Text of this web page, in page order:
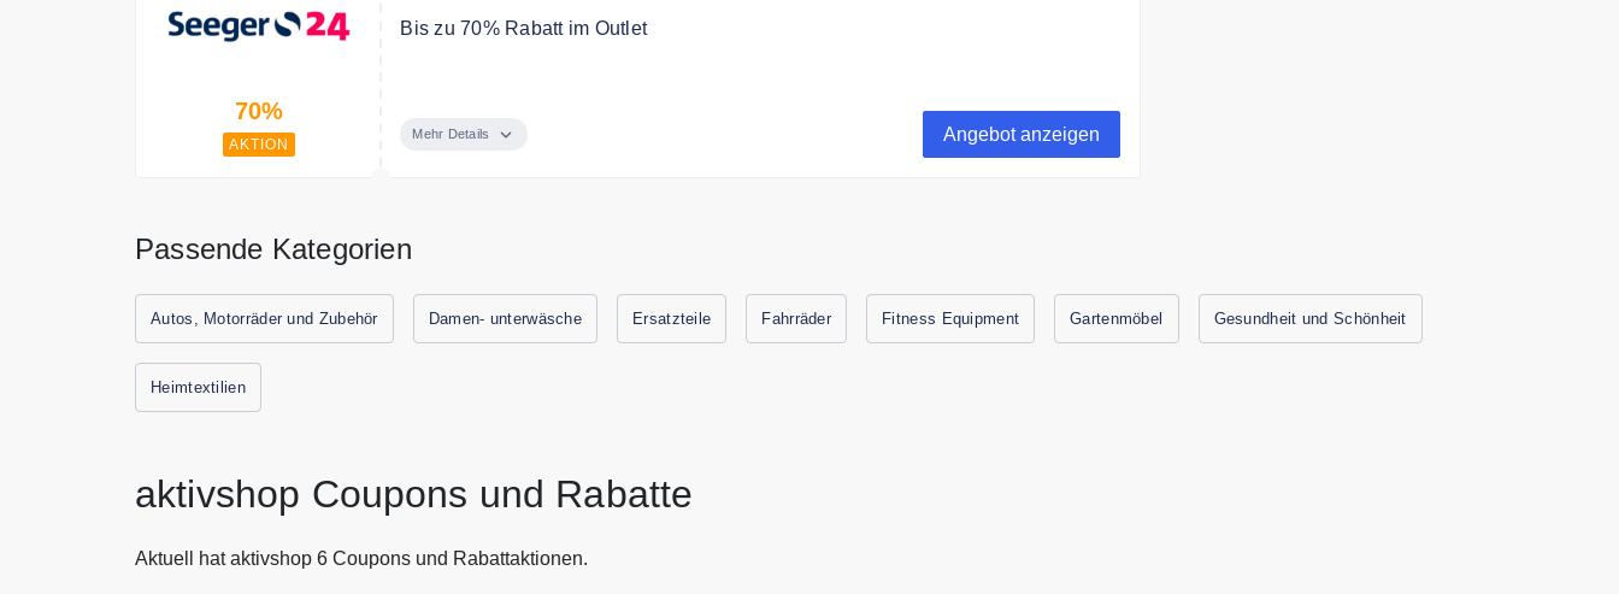
70%
AKTION
Bis zu 70% Rabatt im Outlet
Mehr Details Angebot anzeigen
Passende Kategorien
Autos, Motorräder und Zubehör Damen- unterwäsche Ersatzteile Fahrräder Fitness Equipment Gartenmöbel Gesundheit und Schönheit
Heimtextilien
aktivshop Coupons und Rabatte
Aktuell hat aktivshop 6 Coupons und Rabattaktionen.